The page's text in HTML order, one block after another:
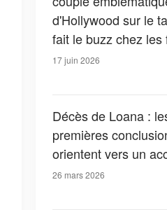
d'Hollywood sur le
fait le buzz chez
Des photos de leur
17 juin 2026
Décès de Loana :
premières
orientent vers un
26 mars 2026